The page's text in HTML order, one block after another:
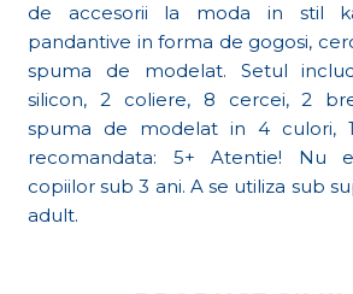
de accesorii la moda in stil
pandantive in forma de gogosi,
spuma de modelat. Setul
silicon, 2 coliere, 8 cercei, 2
spuma de modelat in 4 culori,
recomandata: 5+ Atentie! Nu
copiilor sub 3 ani. A se utiliza sub
adult.